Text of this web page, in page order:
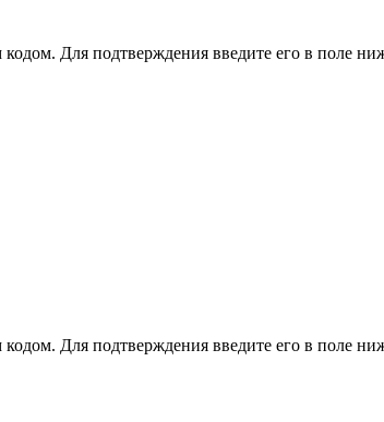
Для подтверждения введите его в поле
Для подтверждения введите его в поле